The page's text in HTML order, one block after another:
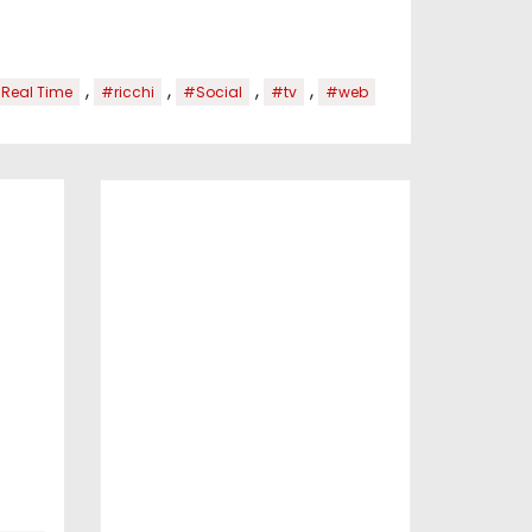
Time , #ricchi , #Social , #tv , #web